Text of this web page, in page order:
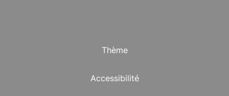
Thème
Accessibilité